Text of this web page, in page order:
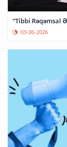
“Tibbi Rəqəmsal
03-06-2026